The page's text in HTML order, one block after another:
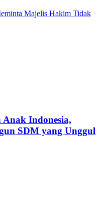
Majelis Hakim Tidak
Indonesia,
SDM yang Unggul